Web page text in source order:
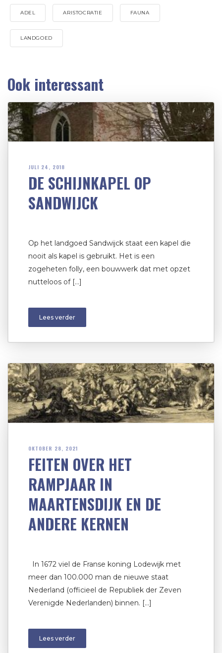
ADEL ARISTOCRATIE FAUNA
LANDGOED
Ook interessant
JULI 24, 2018
DE SCHIJNKAPEL OP
SANDWIJCK
Op het landgoed Sandwijck staat een kapel die
nooit als kapel is gebruikt. Het is een
zogeheten folly, een bouwwerk dat met opzet
nutteloos of […]
Lees verder
OKTOBER 28, 2021
FEITEN OVER HET
RAMPJAAR IN
MAARTENSDIJK EN DE
ANDERE KERNEN
In 1672 viel de Franse koning Lodewijk met
meer dan 100.000 man de nieuwe staat
Nederland (officieel de Republiek der Zeven
Verenigde Nederlanden) binnen. […]
Lees verder